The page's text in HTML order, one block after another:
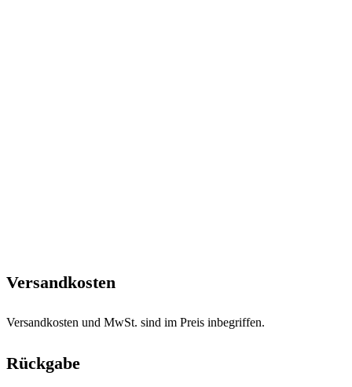
Versandkosten
Versandkosten und MwSt. sind im Preis inbegriffen.
Rückgabe